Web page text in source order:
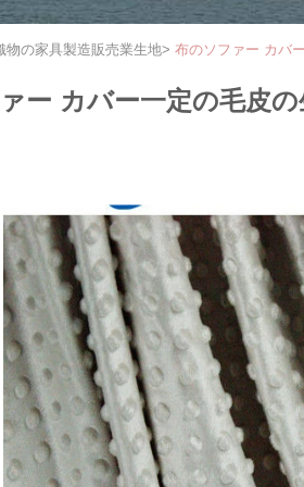
物の家具製造販売業生地> 布のソファー カバ
ー カバー一定の毛皮